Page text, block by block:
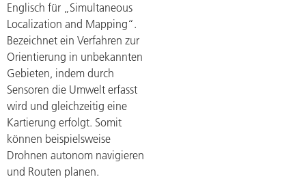
Englisch für „Simultaneous
Localization and Mapping“.
Bezeichnet ein Verfahren zur
Orientierung in unbekannten
Gebieten, indem durch
Sensoren die Umwelt erfasst
wird und gleichzeitig eine
Kartierung erfolgt. Somit
können beispielsweise
Drohnen autonom navigieren
und Routen planen.